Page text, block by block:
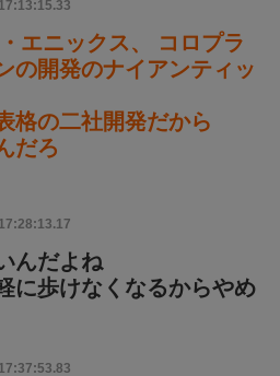
エニックス、 コロプラ
の開発のナイアンティッ
格の二社開発だから
だろ
んだよね
に歩けなくなるからやめ